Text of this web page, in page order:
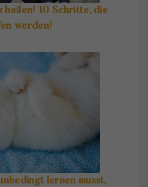
heilen! 10 Schritte, die
werden!
lernen musst,